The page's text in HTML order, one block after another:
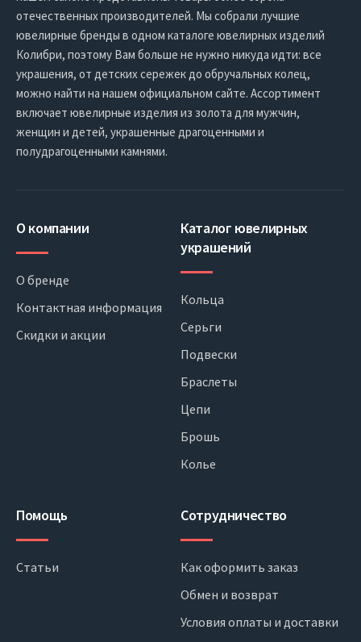
отечественных производителей. Мы собрали лучшие
ювелирные бренды в одном каталоге ювелирных изделий
Колибри, поэтому Вам больше не нужно никуда идти: все
украшения, от детских сережек до обручальных колец,
можно найти на нашем официальном сайте. Ассортимент
включает ювелирные изделия из золота для мужчин,
женщин и детей, украшенные драгоценными и
полудрагоценными камнями.
О компании
О бренде
Контактная информация
Скидки и акции
Каталог ювелирных
украшений
Кольца
Серьги
Подвески
Браслеты
Цепи
Брошь
Колье
Помощь
Статьи
Сотрудничество
Как оформить заказ
Обмен и возврат
Условия оплаты и доставки